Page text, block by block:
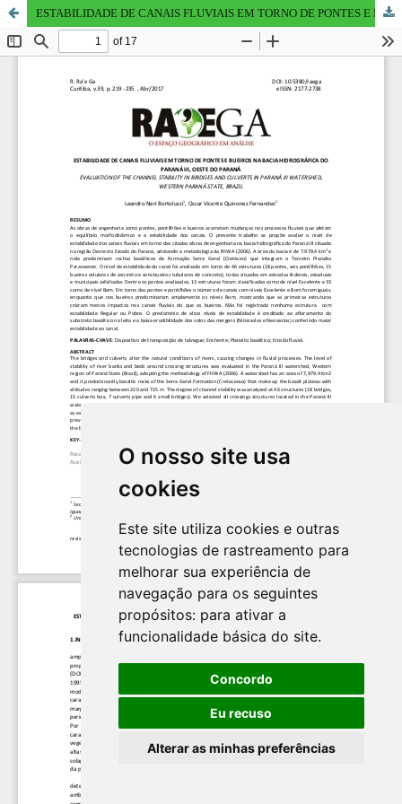
O nosso site usa
cookies
Este site utiliza cookies e outras
tecnologias de rastreamento para
melhorar sua experiência de
navegação para os seguintes
propósitos: para ativar a
funcionalidade básica do site.
Concordo
Eu recuso
Alterar as minhas preferências
ESTABILIDADE DE CANAIS FLUVIAIS EM TORNO DE PONTES E BUEIROS NA BACIA HIDROGRÁFICA DO PARANÁ III, OESTE DO PARANÁ - EVALUATION OF THE CHANNEL STABILITY IN BRIDGES AND CULVERTS IN PARANÁ III WATERSHED, WESTERN PARANÁ STATE, BRAZIL